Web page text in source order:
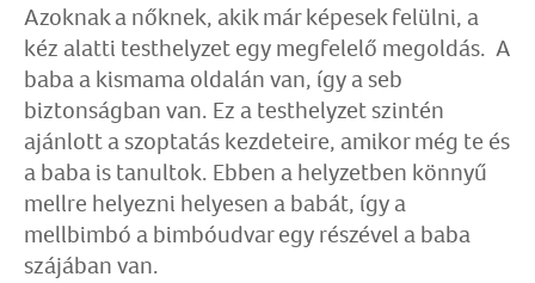
Azoknak a nőknek, akik már képesek felülni, a
kéz alatti testhelyzet egy megfelelő megoldás. A
baba a kismama oldalán van, így a seb
biztonságban van. Ez a testhelyzet szintén
ajánlott a szoptatás kezdeteire, amikor még te és
a baba is tanultok. Ebben a helyzetben könnyű
mellre helyezni helyesen a babát, így a
mellbimbó a bimbóudvar egy részével a baba
szájában van.